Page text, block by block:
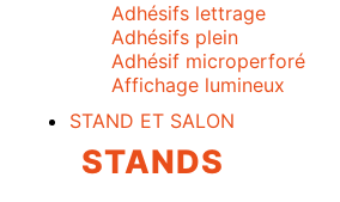
Adhésifs lettrage
Adhésifs plein
Adhésif microperforé
Affichage lumineux
STAND ET SALON
STANDS